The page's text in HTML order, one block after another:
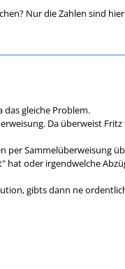
Nur die Zahlen sind
gleiche Problem.
Da überweist
Sammelüberweisung
oder irgendwelche
gibts dann ne